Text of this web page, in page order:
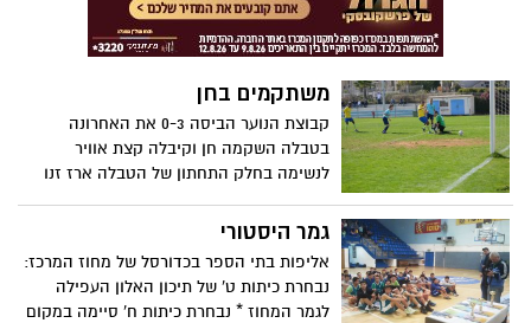
משתקמים בחן
קבוצת הנוער הביסה 0-3 את האחרונה
בטבלה השקמה חן וקיבלה קצת אוויר
לנשימה בחלק התחתון של הטבלה ארז זנו
גמר היסטורי
אליפות בתי הספר בכדורסל של מחוז המרכז:
נבחרת כיתות ט' של תיכון האלון העפילה
לגמר המחוז * נבחרת כיתות ח' סיימה במקום